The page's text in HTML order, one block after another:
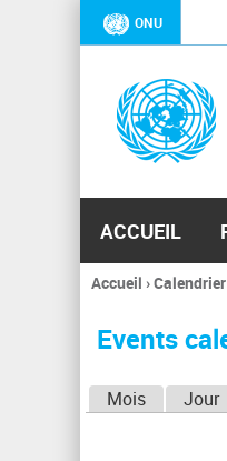
ONU
ACCUEIL
Vous
ici
Accueil ›Calendrier
Events
Mois Jour